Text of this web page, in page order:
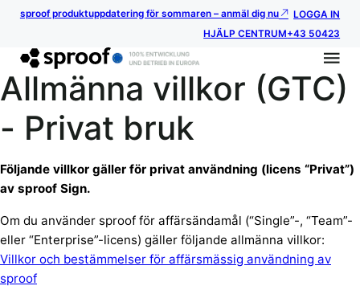
sproof produktuppdatering för sommaren – anmäl dig nu
LOGGA IN
HJÄLP CENTRUM+43 50423
Allmänna villkor (GTC)
- Privat bruk
Följande villkor gäller för privat användning (licens “Privat”)
av sproof Sign.
Om du använder sproof för affärsändamål (“Single”-, “Team”-
eller “Enterprise”-licens) gäller följande allmänna villkor:
Villkor och bestämmelser för affärsmässig användning av
sproof